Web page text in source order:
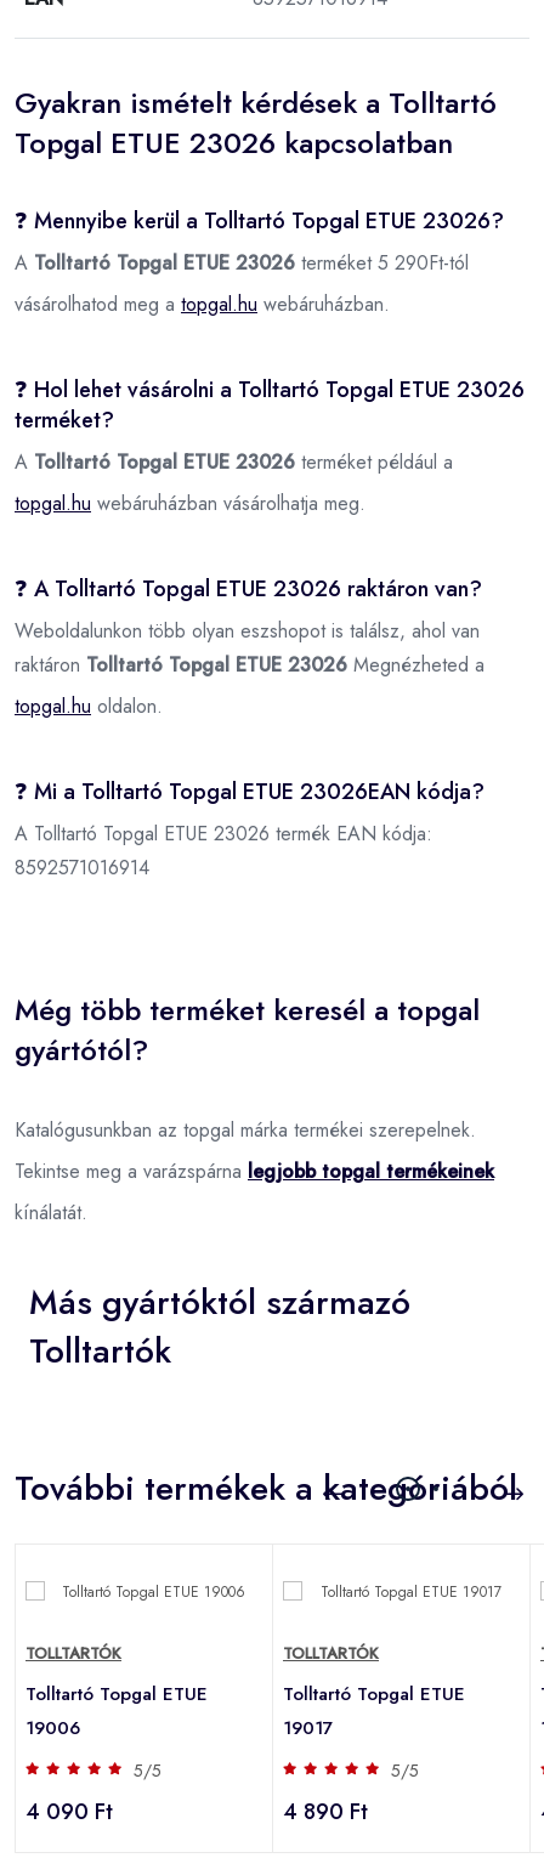
Gyakran ismételt kérdések a Tolltartó
Topgal ETUE 23026 kapcsolatban
❓ Mennyibe kerül a Tolltartó Topgal ETUE 23026?
A Tolltartó Topgal ETUE 23026 terméket 5 290Ft-tól
vásárolhatod meg a topgal.hu webáruházban.
❓ Hol lehet vásárolni a Tolltartó Topgal ETUE 23026
terméket?
A Tolltartó Topgal ETUE 23026 terméket például a
topgal.hu webáruházban vásárolhatja meg.
❓ A Tolltartó Topgal ETUE 23026 raktáron van?
Weboldalunkon több olyan eszshopot is találsz, ahol van
raktáron Tolltartó Topgal ETUE 23026 Megnézheted a
topgal.hu oldalon.
❓ Mi a Tolltartó Topgal ETUE 23026EAN kódja?
A Tolltartó Topgal ETUE 23026 termék EAN kódja:
8592571016914
Még több terméket keresél a topgal
gyártótól?
Katalógusunkban az topgal márka termékei szerepelnek.
Tekintse meg a varázspárna legjobb topgal termékeinek
kínálatát.
Más gyártóktól származó
Tolltartók
További termékek a kategóriából
TOLLTARTÓK
Tolltartó Topgal ETUE
19006
5/5
4 090 Ft
TOLLTARTÓK
Tolltartó Topgal ETUE
19017
5/5
4 890 Ft